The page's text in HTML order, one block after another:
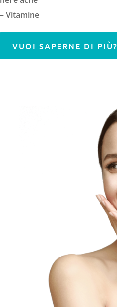
– Vitamine
VUOI SAPERNE DI PIÙ?